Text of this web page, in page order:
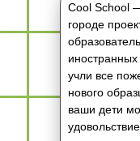
Cool School
городе
учли все
нового
ваши дети